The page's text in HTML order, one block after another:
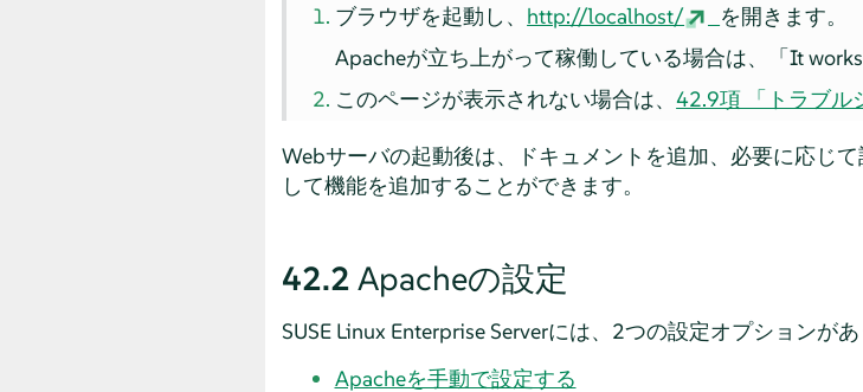
ブラウザを起動し、 http://localhost/
を開きます。
Apacheが立ち上がって稼働している場合は、
「It
このページが表示されない場合は、42.9項 「トラブル
Webサーバの起動後は、ドキュメントを追加、必要に応じ
して機能を追加することができます。
42.2 Apacheの設定
SUSE Linux Enterprise Serverには、2つの設定オプションがあ
Apacheを手動で設定する